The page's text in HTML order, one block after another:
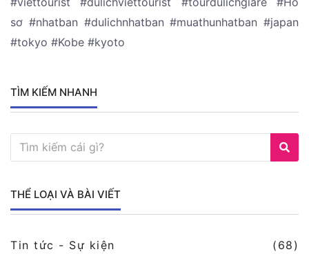
sơ #nhatban #dulichnhatban #muathunhatban #japan
#tokyo #Kobe #kyoto
TÌM KIẾM NHANH
THỂ LOẠI VÀ BÀI VIẾT
Tin tức - Sự kiện
(68)